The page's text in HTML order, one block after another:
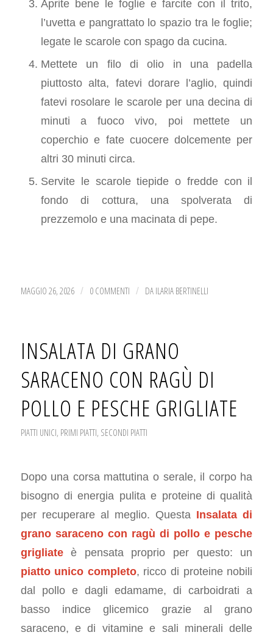
Aprite bene le foglie e farcite con il trito,
l’uvetta e pangrattato lo spazio tra le foglie;
legate le scarole con spago da cucina.
Mettete un filo di olio in una padella
piuttosto alta, fatevi dorare l’aglio, quindi
fatevi rosolare le scarole per una decina di
minuti a fuoco vivo, poi mettete un
coperchio e fate cuocere dolcemente per
altri 30 minuti circa.
Servite le scarole tiepide o fredde con il
fondo di cottura, una spolverata di
prezzemolo e una macinata di pepe.
MAGGIO 26, 2026 / 0 COMMENTI / DA ILARIA BERTINELLI
INSALATA DI GRANO
SARACENO CON RAGÙ DI
POLLO E PESCHE GRIGLIATE
PIATTI UNICI, PRIMI PIATTI, SECONDI PIATTI
Dopo una corsa mattutina o serale, il corpo ha
bisogno di energia pulita e proteine di qualità
per recuperare al meglio. Questa Insalata di
grano saraceno con ragù di pollo e pesche
grigliateè pensata proprio per questo: un
piatto unico completo, ricco di proteine nobili
dal pollo e dagli edamame, di carboidrati a
basso indice glicemico grazie al grano
saraceno, e di vitamine e sali minerali delle